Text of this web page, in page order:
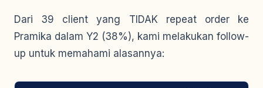
Dari 39 client yang TIDAK repeat order ke
Pramika dalam Y2 (38%), kami melakukan follow-
up untuk memahami alasannya: